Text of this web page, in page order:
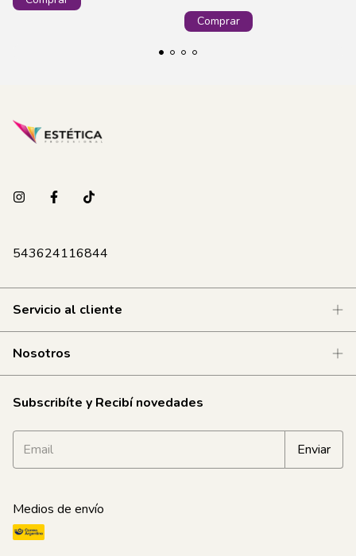
543624116844
Servicio al cliente
Nosotros
Subscribíte y Recibí novedades
Medios de envío